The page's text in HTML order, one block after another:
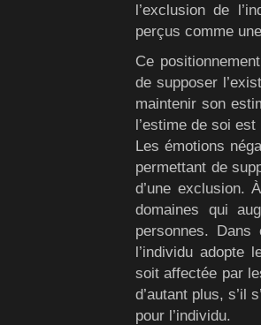
l’exclusion de
perçus comme
Ce
de supposer
maintenir son
l’estime de soi
Les émotions
permettant de
d’une exclusion.
domaines qui
personnes.
l’individu adopte
soit affectée par
d’autant plus, s’il
pour l’individu.